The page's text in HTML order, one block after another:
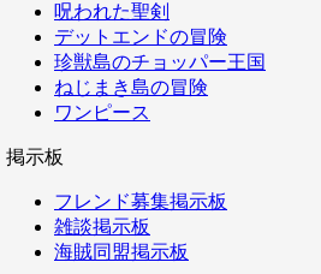
呪われた聖剣
デットエンドの冒険
珍獣島のチョッパー王国
ねじまき島の冒険
ワンピース
掲示板
フレンド募集掲示板
雑談掲示板
海賊同盟掲示板